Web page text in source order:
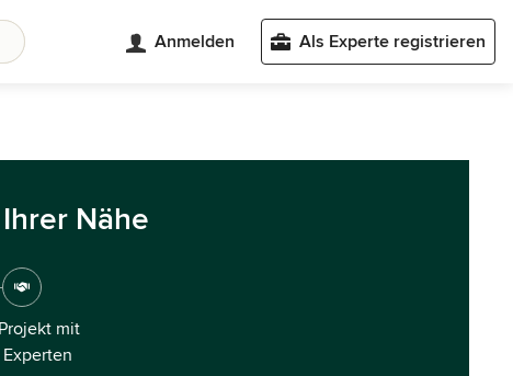
Anmelden Als Experte registrieren
Nähe
mit